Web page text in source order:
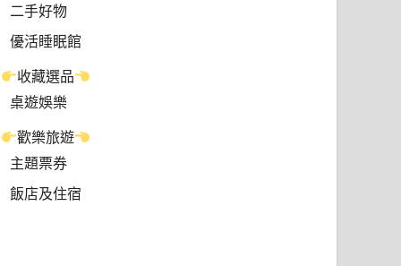
二手好物
優活睡眠館
收藏選品
桌遊娛樂
歡樂旅遊
主題票券
飯店及住宿